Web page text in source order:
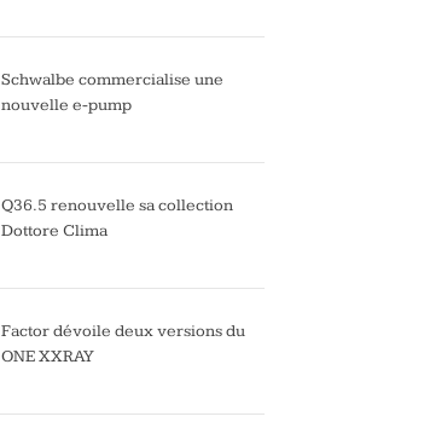
Schwalbe commercialise une
nouvelle e-pump
Q36.5 renouvelle sa collection
Dottore Clima
Factor dévoile deux versions du
ONE XXRAY